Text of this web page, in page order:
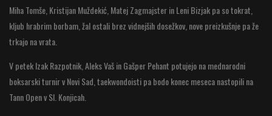
Miha Tomše, Kristijan Muždekić, Matej Zagmajster in Leni Bizjak pa so tokrat,
kljub hrabrim borbam, žal ostali brez vidnejših dosežkov, nove preizkušnje pa že
trkajo na vrata.
V petek Izak Razpotnik, Aleks Vaš in Gašper Pehant potujejo na mednarodni
boksarski turnir v Novi Sad, taekwondoisti pa bodo konec meseca nastopili na
Tann Open v Sl. Konjicah.